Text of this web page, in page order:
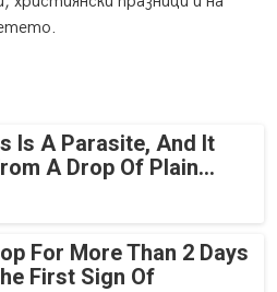
Is A Parasite, And It
A Drop Of Plain...
For More Than 2 Days
First Sign Of